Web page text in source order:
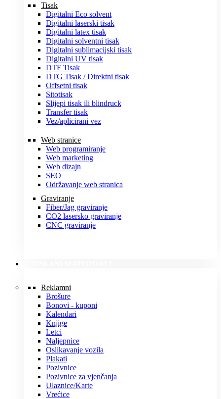
Tisak
Digitalni Eco solvent
Digitalni laserski tisak
Digitalni latex tisak
Digitalni solventni tisak
Digitalni sublimacijski tisak
Digitalni UV tisak
DTF Tisak
DTG Tisak / Direktni tisak
Offsetni tisak
Sitotisak
Slijepi tisak ili blindruck
Transfer tisak
Vez/aplicirani vez
Web stranice
Web programiranje
Web marketing
Web dizajn
SEO
Održavanje web stranica
Graviranje
Fiber/Jag graviranje
CO2 lasersko graviranje
CNC graviranje
Reklamni
Brošure
Bonovi - kuponi
Kalendari
Knjige
Letci
Naljepnice
Oslikavanje vozila
Plakati
Pozivnice
Pozivnice za vjenčanja
Ulaznice/Karte
Vrećice